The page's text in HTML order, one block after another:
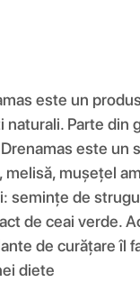
este un
Parte din
este un
melisă, mușețel
semințe de
de ceai verde.
de curățare îl
diete